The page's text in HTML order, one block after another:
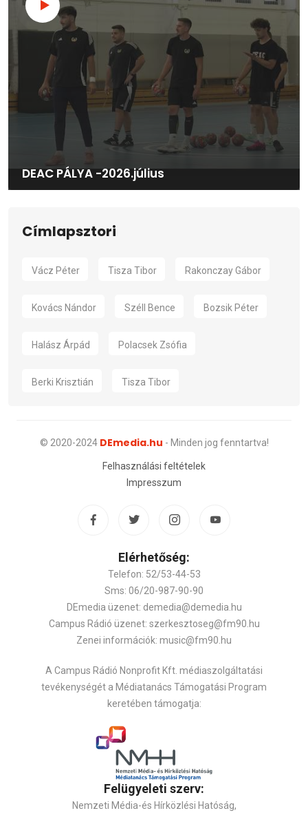
DEAC PÁLYA -2026.július
Címlapsztori
Vácz Péter Tisza Tibor Rakonczay Gábor
Kovács Nándor Széll Bence Bozsik Péter
Halász Árpád Polacsek Zsófia
Berki Krisztián Tisza Tibor
© 2020-2024 DEmedia.hu - Minden jog fenntartva!
Felhasználási feltételek
Impresszum
Elérhetőség:
Telefon: 52/53-44-53
Sms: 06/20-987-90-90
DEmedia üzenet: demedia@demedia.hu
Campus Rádió üzenet: szerkesztoseg@fm90.hu
Zenei információk: music@fm90.hu
A Campus Rádió Nonprofit Kft. médiaszolgáltatási
tevékenységét a Médiatanács Támogatási Program
keretében támogatja:
Felügyeleti szerv:
Nemzeti Média-és Hírközlési Hatóság,